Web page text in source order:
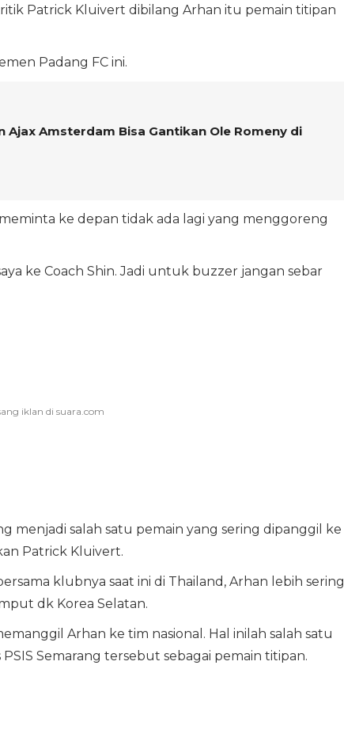
Patrick Kluivert dibilang Arhan itu pemain titipan
Padang FC ini.
Ajax Amsterdam Bisa Gantikan Ole Romeny di
ke depan tidak ada lagi yang menggoreng
ke Coach Shin. Jadi untuk buzzer jangan sebar
menjadi salah satu pemain yang sering dipanggil ke
Patrick Kluivert.
klubnya saat ini di Thailand, Arhan lebih sering
dk Korea Selatan.
Arhan ke tim nasional. Hal inilah salah satu
Semarang tersebut sebagai pemain titipan.